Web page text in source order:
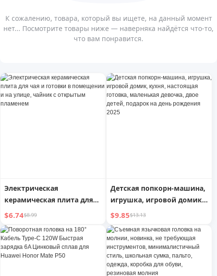
К сожалению, товара, который вы ищете, на данный момент
нет... Посмотрите товары ниже — наверняка найдётся что-то,
что вам понравится.
Электрическая
керамическая плита для
чая и готовки в
помещении и на улице,
чайник с открытым
пламенем
$6.74$8.99
Детская попкорн-машина,
игрушка, игровой домик,
кухня, настоящая готовка,
маленькая девочка, двое
детей, подарок на день
рождения 2025
$9.85$13.13